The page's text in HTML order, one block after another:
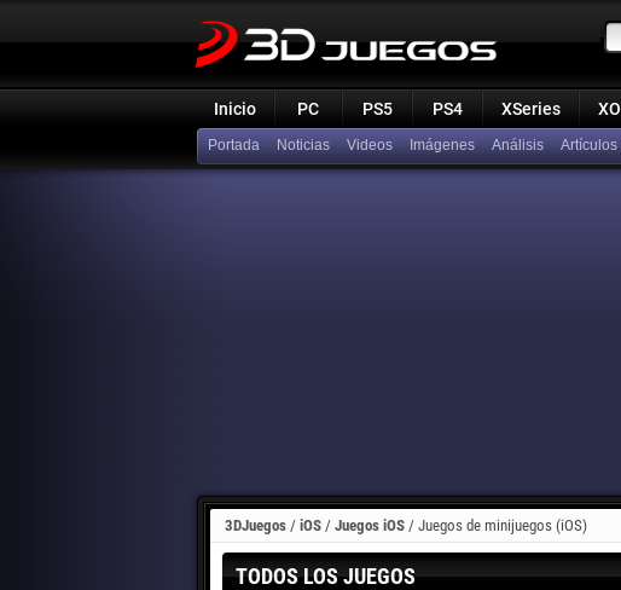
Inicio PC PS5 PS4 XSeries
Portada Noticias Videos Imágenes Análisis Artículos
3DJuegos / iOS / Juegos iOS / Juegos de minijuegos (iOS)
TODOS LOS JUEGOS